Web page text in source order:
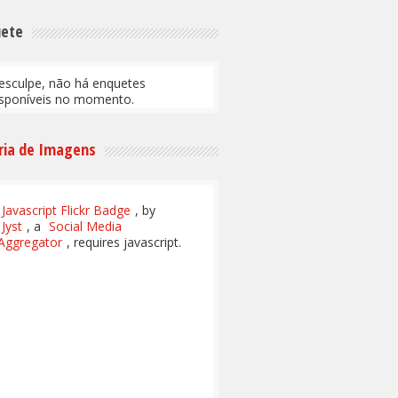
não há enquetes
no momento.
de Imagens
Javascript Flickr Badge , by
Jyst , a Social Media
, requires javascript.